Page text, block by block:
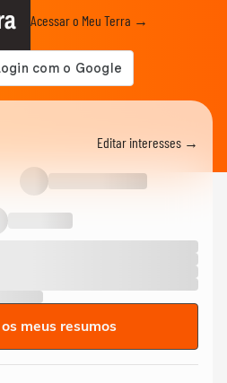
Acessar o Meu Terra →
Editar interesses →
meus resumos